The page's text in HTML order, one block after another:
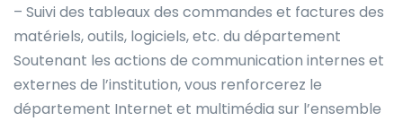
– Suivi des tableaux des commandes et factures des
matériels, outils, logiciels, etc. du département
Soutenant les actions de communication internes et
externes de l’institution, vous renforcerez le
département Internet et multimédia sur l’ensemble